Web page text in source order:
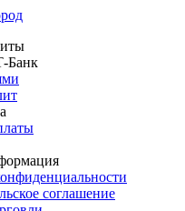
Банк
соглашение